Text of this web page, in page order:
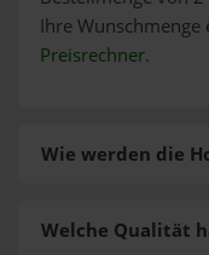
Ihre Wunschmenge
Preisrechner.
Wie werden die
Welche Qualität